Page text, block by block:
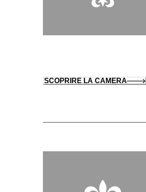
SCOPRIRE LA CAMERA